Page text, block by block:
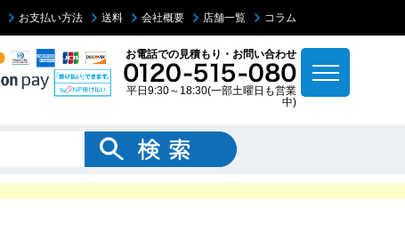
お支払い方法 送料 会社概要 店舗一覧 コラム
お電話での見積もり・お問い合わせ
平日9:30～18:30(一部土曜日も営業
中)